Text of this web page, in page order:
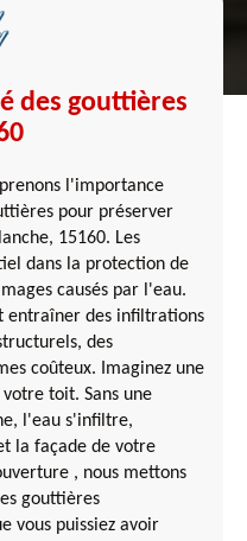
des gouttières
l'importance
pour préserver
15160. Les
dans la protection de
causés par l'eau.
entraîner des infiltrations
des
coûteux. Imaginez une
toit. Sans une
l'eau s'infiltre,
la façade de votre
, nous mettons
gouttières
vous puissiez avoir